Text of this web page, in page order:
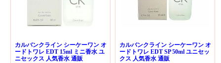
カルバンクライン シーケーワン オ
ードトワレ EDT 15ml ミニ香水 ユ
ニセックス 人気香水 通販
カルバンクライン シーケーワン オ
ードトワレ EDT SP 50ml ユニセッ
クス 人気香水 通販